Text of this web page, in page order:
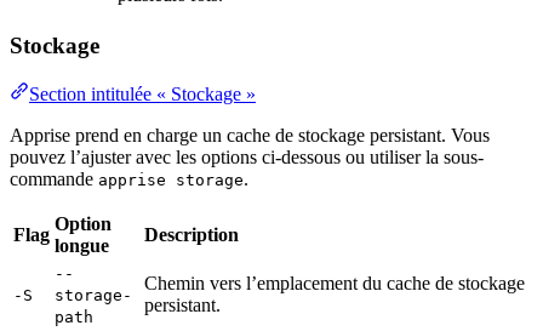
Stockage
Section intitulée « Stockage »
Apprise prend en charge un cache de stockage persistant. Vous
pouvez l’ajuster avec les options ci-dessous ou utiliser la sous-
commande apprise storage.
Flag
Option
longue
Description
-S
--
storage-
path
Chemin vers l’emplacement du cache de stockage
persistant.